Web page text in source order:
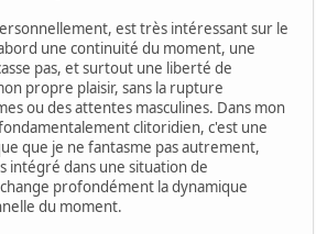
est très intéressant sur le
une continuité du moment, une
pas, et surtout une liberté de
propre plaisir, sans la rupture
ou des attentes masculines. Dans mon
clitoridien, c'est une
que je ne fantasme pas autrement,
intégré dans une situation de
profondément la dynamique
du moment.